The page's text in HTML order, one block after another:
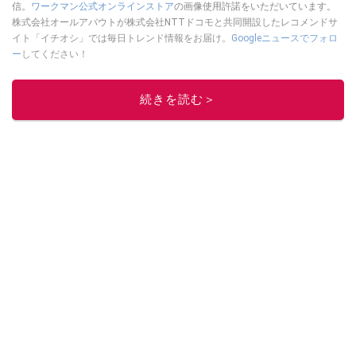
信。 ワークマン公式オンラインストアの画像使用許諾をいただいています。
株式会社オールアバウトが株式会社NTTドコモと共同開設したレコメンドサ
イト「イチオシ」では毎日トレンド情報をお届け。 Googleニュースでフォロ
ー してください！
このイチオシストの他の記事を読む
続きを読む＞